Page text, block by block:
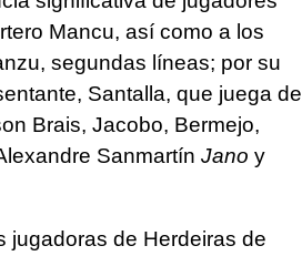
Mancu, así como a los
segundas líneas; por su
Santalla, que juega de
Brais, Jacobo, Bermejo,
Sanmartín Jano y
jugadoras de Herdeiras de